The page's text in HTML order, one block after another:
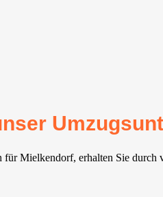
Mielkendorf, erhalten Sie